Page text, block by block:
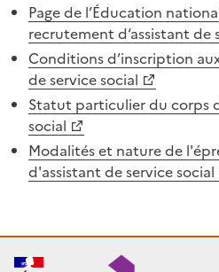
Page de l’Éducation
recrutement d‘assistant de
Conditions d’inscription
de service social
Statut particulier du corps
social
Modalités et nature de
d'assistant de service social